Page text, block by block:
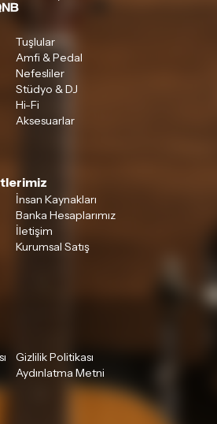
Tuşlular
Amfi & Pedal
Nefesliler
Stüdyo & DJ
Hi-Fi
Aksesuarlar
İnsan Kaynakları
Banka Hesaplarımız
İletişim
Kurumsal Satış
Gizlilik Politikası
Aydınlatma Metni